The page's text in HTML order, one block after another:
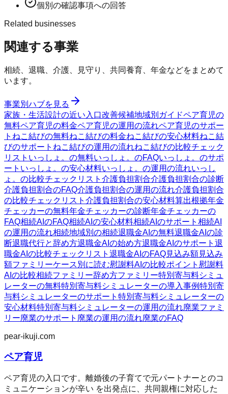
個別の確認事項への回答
Related businesses
関連する事業
相続、退職、介護、見守り、共同養育、年金などをまとめて
います。
事業別ハブを見る
家族・生活設計の近い入口改善候補地域別ガイドペア育児の
無料ペア育児の料金ペア育児の運用の流れペア育児のサポー
ト ねこ結びの無料ねこ結びの料金ねこ結びの安心材料ねこ結
びのサポート ねこ結びの運用の流れねこ結びの比較チェック
リスト いっしょ。の無料いっしょ。のFAQいっしょ。のサポ
ート いっしょ。の安心材料いっしょ。の運用の流れいっし
ょ。の比較チェックリスト 介護負担割合介護負担割合の診断
介護負担割合のFAQ介護負担割合の運用の流れ介護負担割合
の比較チェックリスト 介護負担割合の安心材料算出根拠年金
チェッカーの無料年金チェッカーの診断年金チェッカーの
FAQ相続AIのFAQ相続AIの安心材料相続AIのサポート 相続AI
の運用の流れ相続地域別の相続退職金AIの無料退職金AIの診
断退職代行と辞め方退職金AIの始め方退職金AIのサポート 退
職金AIの比較チェックリスト 退職金AIのFAQ見込み額見込み
額ファミリーケース別に読む慰謝料AIの比較ポイント 慰謝料
AIの比較相続ファミリー辞め方ファミリー特別寄与料シミュ
レーターの無料特別寄与料シミュレーターの導入事例特別寄
与料シミュレーターのサポート 特別寄与料シミュレーターの
安心材料特別寄与料シミュレーターの運用の流れ廃業ファミ
リー廃業のサポート 廃業の運用の流れ廃業のFAQ
pear-ikuji.com
ペア育児
ペア育児の入口です。離婚後の子育てで元パートナーとのコ
ミュニケーションが辛い を出発点に、共同親権に対応した